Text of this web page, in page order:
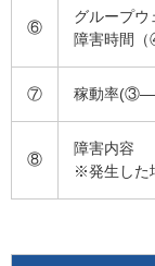
⑥
グループウ
障害時間（
⑦ 稼動率
⑧
障害内容
※発生した